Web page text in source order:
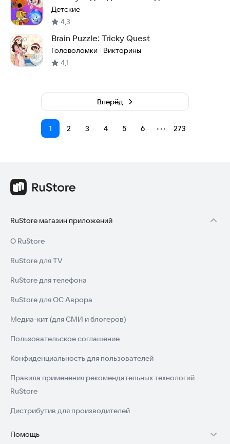
Детские
4,3
Brain Puzzle: Tricky Quest
Головоломки · Викторины
4,1
1 2 3 4 5 6 ⋯ 273
Вперёд
RuStore магазин приложений
О RuStore
RuStore для TV
RuStore для телефона
RuStore для ОС Аврора
Медиа-кит (для СМИ и блогеров)
Пользовательское соглашение
Конфиденциальность для пользователей
Правила применения рекомендательных технологий
RuStore
Дистрибутив для производителей
Помощь